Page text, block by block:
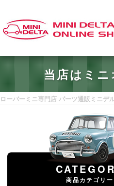
当店はミ
ローバーミニ専門店 パーツ通販ミニデ
商品カテゴリー